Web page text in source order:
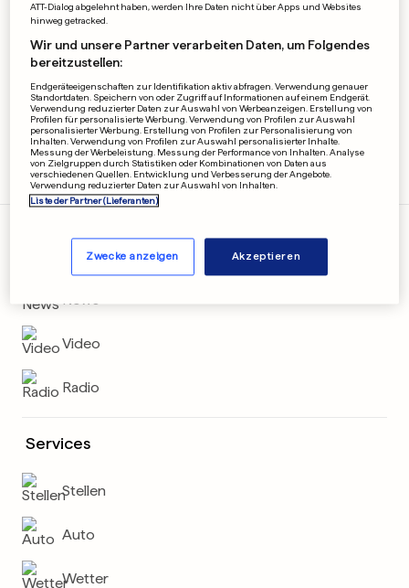
Schnapp Dir Freikarten für
die Schueberfouer 2026
1 1
News
Video
Radio
Services
Stellen
Auto
Wetter
ATT-Dialog abgelehnt haben, werden Ihre Daten nicht über Apps und Websites
hinweg getracked.
Wir und unsere Partner verarbeiten Daten, um Folgendes
bereitzustellen:
Endgeräteeigenschaften zur Identifikation aktiv abfragen. Verwendung genauer
Standortdaten. Speichern von oder Zugriff auf Informationen auf einem Endgerät.
Verwendung reduzierter Daten zur Auswahl von Werbeanzeigen. Erstellung von
Profilen für personalisierte Werbung. Verwendung von Profilen zur Auswahl
personalisierter Werbung. Erstellung von Profilen zur Personalisierung von
Inhalten. Verwendung von Profilen zur Auswahl personalisierter Inhalte.
Messung der Werbeleistung. Messung der Performance von Inhalten. Analyse
von Zielgruppen durch Statistiken oder Kombinationen von Daten aus
verschiedenen Quellen. Entwicklung und Verbesserung der Angebote.
Verwendung reduzierter Daten zur Auswahl von Inhalten.
Liste der Partner (Lieferanten)
Zwecke anzeigen Akzeptieren